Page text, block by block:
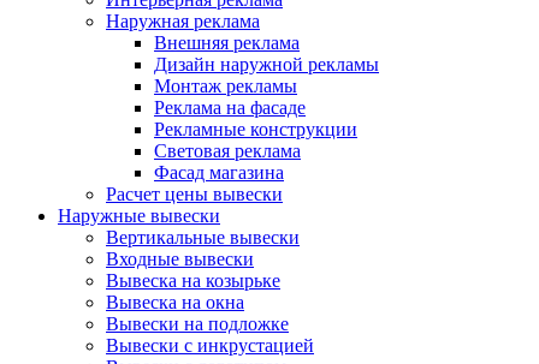
Наружная реклама
Внешняя реклама
Дизайн наружной рекламы
Монтаж рекламы
Реклама на фасаде
Рекламные конструкции
Световая реклама
Фасад магазина
Расчет цены вывески
Наружные вывески
Вертикальные вывески
Входные вывески
Вывеска на козырьке
Вывеска на окна
Вывески на подложке
Вывески с инкрустацией